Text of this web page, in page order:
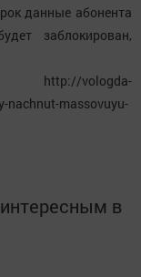
данные абонента
заблокирован,
vologda-
nachnut-massovuyu-
в